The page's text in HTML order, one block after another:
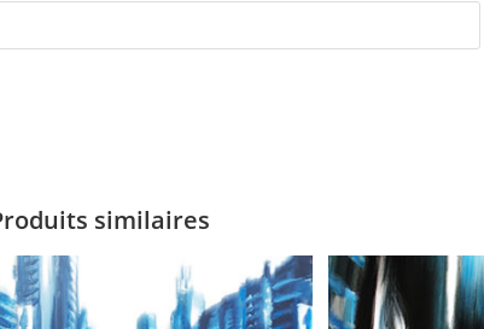
similaires